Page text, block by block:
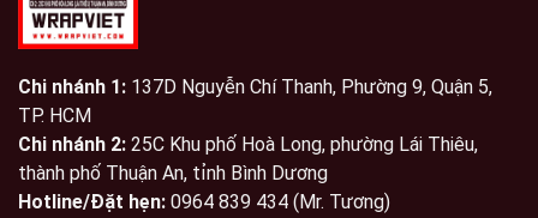
Chi nhánh 1: 137D Nguyễn Chí Thanh, Phường 9, Quận 5,
TP. HCM
Chi nhánh 2: 25C Khu phố Hoà Long, phường Lái Thiêu,
thành phố Thuận An, tỉnh Bình Dương
Hotline/Đặt hẹn: 0964 839 434 (Mr. Tương)